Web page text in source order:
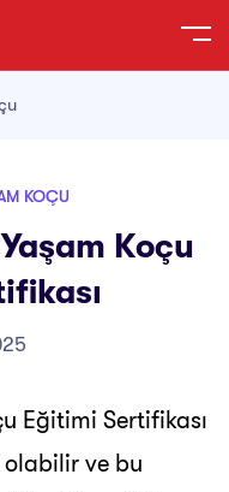
KOÇU
Koçu
Eğitimi Sertifikası
olabilir ve bu